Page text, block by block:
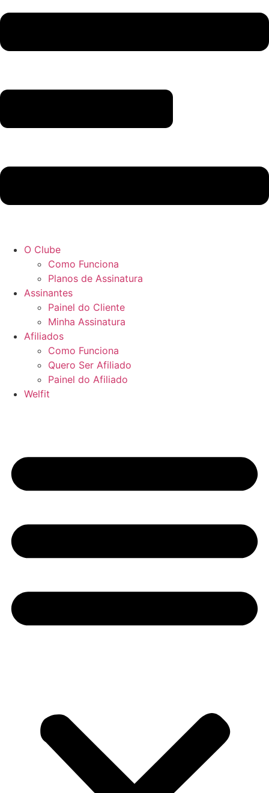
O Clube
Como Funciona
Planos de Assinatura
Assinantes
Painel do Cliente
Minha Assinatura
Afiliados
Como Funciona
Quero Ser Afiliado
Painel do Afiliado
Welfit